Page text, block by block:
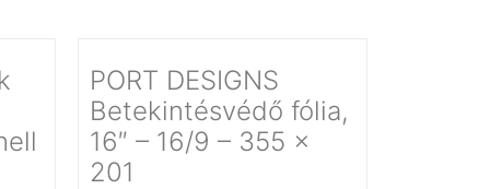
PORT DESIGNS
Betekintésvédő fólia,
16″ – 16/9 – 355 x
201